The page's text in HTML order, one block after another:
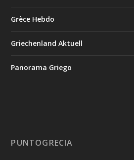
Grèce Hebdo
Griechenland Aktuell
Panorama Griego
PUNTOGRECIA